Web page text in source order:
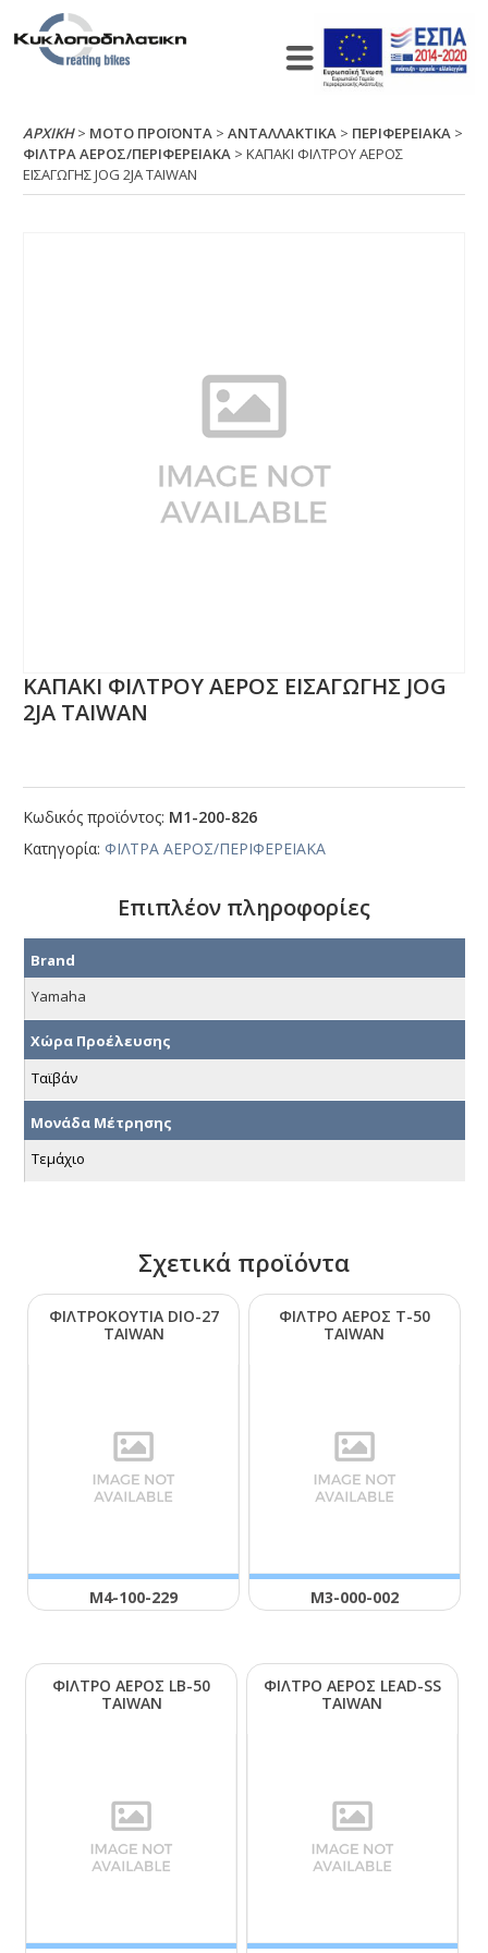
ΑΡΧΙΚΉ> ΜΟΤΟ ΠΡΟΪΟΝΤΑ >ΑΝΤΑΛΛΑΚΤΙΚΑ > ΠΕΡΙΦΕΡΕΙΑΚΑ >
ΦΙΛΤΡΑ ΑΕΡΟΣ/ΠΕΡΙΦΕΡΕΙΑΚΑ > ΚΑΠΑΚΙ ΦΙΛΤΡΟΥ ΑΕΡΟΣ
ΕΙΣΑΓΩΓΗΣ JΟG 2JΑ ΤΑΙWΑΝ
ΚΑΠΑΚΙ ΦΙΛΤΡΟΥ ΑΕΡΟΣ ΕΙΣΑΓΩΓΗΣ JΟG
2JΑ ΤΑΙWΑΝ
Κωδικός προϊόντος: Μ1-200-826
Κατηγορία: ΦΙΛΤΡΑ ΑΕΡΟΣ/ΠΕΡΙΦΕΡΕΙΑΚΑ
Επιπλέον πληροφορίες
Brand
Yamaha
Χώρα Προέλευσης
Ταϊβάν
Μονάδα Μέτρησης
Τεμάχιο
Σχετικά προϊόντα
ΦΙΛΤΡΟΚΟΥΤΙΑ DΙΟ-27
ΤΑΙWΑΝ
Μ4-100-229
ΦΙΛΤΡΟ ΑΕΡΟΣ Τ-50
ΤΑΙWΑΝ
Μ3-000-002
ΦΙΛΤΡΟ ΑΕΡΟΣ LΒ-50
ΤΑΙWΑΝ
ΦΙΛΤΡΟ ΑΕΡΟΣ LΕΑD-SS
ΤΑΙWΑΝ